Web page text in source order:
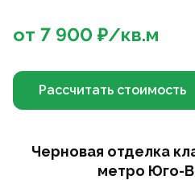
от 7 900 ₽/кв.м
Рассчитать стоимость
Черновая отделка
метро Юго-